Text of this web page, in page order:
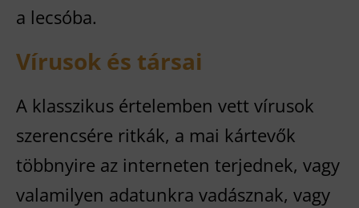
a lecsóba.
Vírusok és társai
A klasszikus értelemben vett vírusok
szerencsére ritkák, a mai kártevők
többnyire az interneten terjednek, vagy
valamilyen adatunkra vadásznak, vagy